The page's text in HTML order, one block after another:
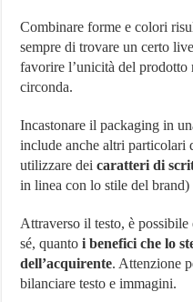
Combinare forme e colori
sempre di trovare un certo
favorire l’unicità del
circonda.
Incastonare il packaging in
include anche altri particolari
utilizzare deicaratteri di
in linea con lo stile del
Attraverso il testo, è
sé, quanto i benefici che lo
dell’acquirente. Attenzione
bilanciare testo e immagini.